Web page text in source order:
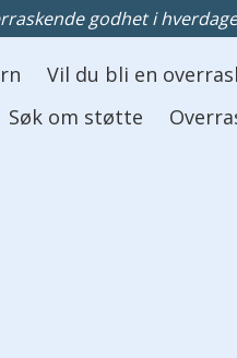
godhet i
Vil du bli en
Søk om støtte